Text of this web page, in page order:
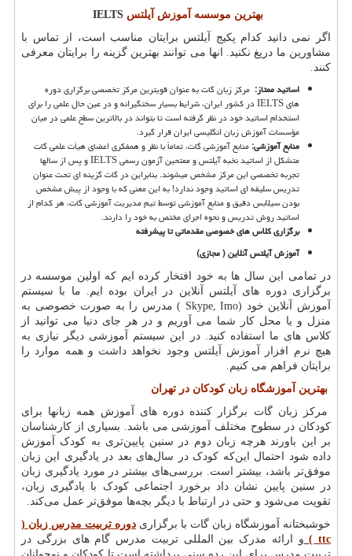
بهترین موسسه آموزش آیلتس IELTS
اگر نمی دانید کدام پکیج آیلتس برایتان مناسب است، از تماس با
مشاورین ما دریغ نکنید. انها می توانند بهترین گزینه را برایتان معرفی
کنند
اساتید ممتاز: مرکز زبان گات به عنوان قویترین مرکز تخصصی برگزاری دوره
هایIELTSدر کشور ایران، شرایط بسیار سختگیرانه و در عین حال علمی را برای
استخدام اساتید خود در نظر گرفته است تا بتواند در بالاترین سطح علمی در میان
مؤسسات آموزش زبان انگلیسی ایران قرار گیرد.
منابع آموزشی:منابع آموزشی گات، تماماً با نظر و همفکری اعضای هیأت علمی گات
متشکل از اساتید نخبه آیلتس و ممتحین آزمون رسمیIELTSو پس از سالها
تجربه تخصصی این مرکز مشخص می­شوند. بنابراین در گات گزینه ای تحت عنوان
تدریس سلیقه ای اساتید وجود ندارد! به این معنی که با وجود از پیش مشخص
بودن سیلابس دقیق و منابع آموزشی توسط تیم مدیریت آموزشی گات، هر کدام از
اساتید روش تدریس و نحوه اجرای مختص به خود را دارند.
برگزاری کلاس های خصوصی مقدماتی تا پیشرفته
آموزش آیلتس آنلاین ( مجازی(
در تمامی این سال ها به خود افتخار کرده ایم که اولین موسسه در
برگزاری دوره های آیلتس آنلاین در ایران بوده ایم. ما با سیستم
آموزش آنلاین خود ( Skype, Imo) مدرس را به صورت خصوصی به
منزل و یا محل کار شما می آوریم و در هر جای دنیا می توانید از
کلاس های ما استفاده کنید. در این سیستم آموزشی دیگر نیازی به
هیچ نرم افزار آموزش آیلتس وجود نخواهد داشت و همه موارد را
برایتان فراهم می کنیم
بهترین آموزشگاه زبان کودکان در تهران
مرکز زبان گات برگزار کننده دوره های آموزش همه زبانها برای
کودکان در سطوح مختلف آموزشی می باشد. بسیاری از کار‌شناسان
بر این باورند هرچه زبان دوم در سنین پایین‌تری به کودک آموزش
داده شود احتمال این‌که کودک در سال‌های بعد در یادگیری این زبان
موفق‌تر باشد، بیشتر است. بررسی‌های بیشتر در مورد یادگیری زبان
در سنین پایین نشان داد برخورد اجتماعی‌ کودک با یادگیری زبان،
تقویت می‌شود و حتی در ارتباط با دیگر بچه‌ها موفق‌تر عمل می‌کند.
خوشبختانه آموزشگاه زبان گات با برگزاری دوره تربیت مدرس زبان (
ttc
) و ارائه مدرک بین المللی تربیت مدرس گام های بزرگی در
تربیت مدرس برای این رده سنی برداشته است تا کودکان و نوجوانان